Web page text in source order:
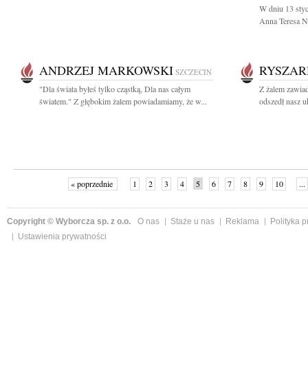
W dniu 13
Anna Teresa
ANDRZEJ MARKOWSKI SZCZECIN
"Dla świata byłeś tylko cząstką, Dla nas całym
światem." Z głębokim żalem powiadamiamy, że w...
Z żalem
odszedł nasz
« poprzednie 1 2 3 4 5 6 7 8 9 10 ...
Copyright © Wyborcza sp. z o.o. O nas Staże u nas Reklama
Polityka
Ustawienia prywatności